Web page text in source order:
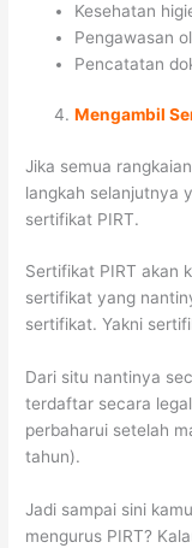
Kesehatan
Pengawasan
Pencatatan
Mengambil
Jika semua
langkah selanjutnya
sertifikat PIRT.
Sertifikat PIRT akan
sertifikat yang
sertifikat. Yakni
Dari situ nantinya
terdaftar secara
perbaharui setelah
tahun).
Jadi sampai sini
mengurus PIRT?